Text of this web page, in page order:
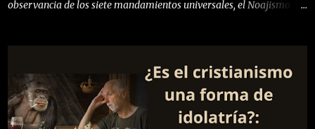
observancia de los siete mandamientos universales, el Noajismo
actual, es fundamentalmente uno de liderazgo, educación y
transformación. En tiempos donde el sentido espiritual y el rol de lo
femenino claman por una relectura profunda, Pensamiento
Noajida se erige como un faro de sabiduría que trasciende credos y